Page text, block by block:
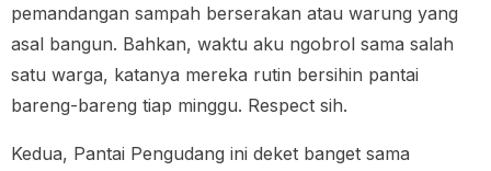
pemandangan sampah berserakan atau warung yang
asal bangun. Bahkan, waktu aku ngobrol sama salah
satu warga, katanya mereka rutin bersihin pantai
bareng-bareng tiap minggu. Respect sih.
Kedua, Pantai Pengudang ini deket banget sama